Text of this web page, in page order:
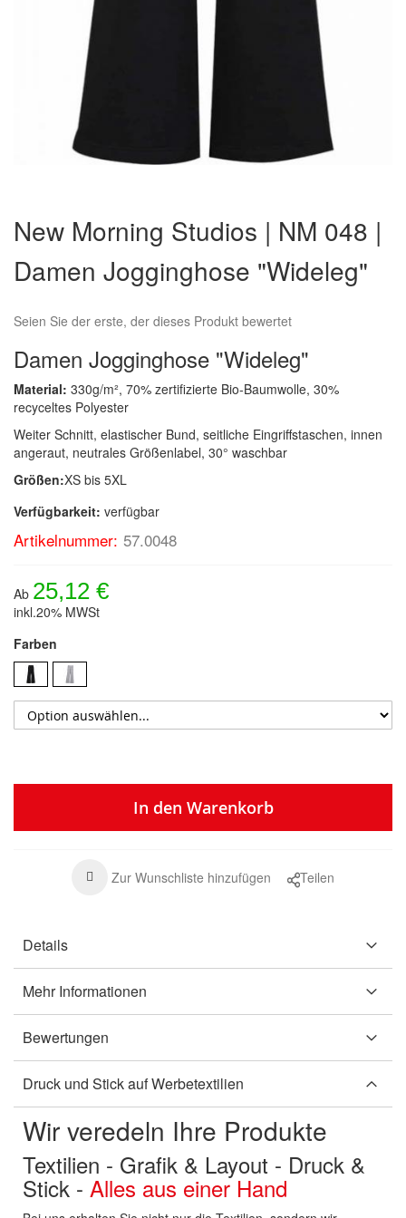
der
Bildergalerie
springen
New Morning Studios | NM 048 |
Damen Jogginghose "Wideleg"
Seien Sie der erste, der dieses Produkt bewertet
Damen Jogginghose "Wideleg"
Material: 330g/m², 70% zertifizierte Bio-Baumwolle, 30%
recyceltes Polyester
Weiter Schnitt, elastischer Bund, seitliche Eingriffstaschen, innen
angeraut, neutrales Größenlabel, 30° waschbar
Größen:XS bis 5XL
Verfügbarkeit: verfügbar
Artikelnummer: 57.0048
Ab 25,12 €
inkl.20% MWSt
Farben
In den Warenkorb
Zur Wunschliste hinzufügen Teilen
Details
Mehr Informationen
Bewertungen
Druck und Stick auf Werbetextilien
Wir veredeln Ihre Produkte
Textilien - Grafik & Layout - Druck &
Stick - Alles aus einer Hand